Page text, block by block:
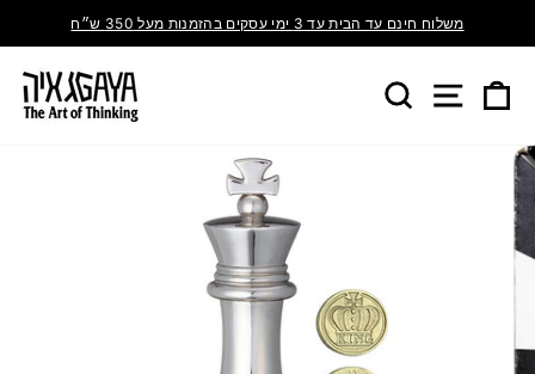
משלוח חינם עד הבית עד 3 ימי עסקים בהזמנות מעל 350 ש״ח